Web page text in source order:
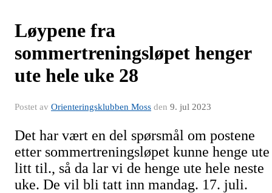
Løypene fra
sommertreningsløpet henger
ute hele uke 28
Postet av Orienteringsklubben Moss den 9. jul 2023
Det har vært en del spørsmål om postene
etter sommertreningsløpet kunne henge ute
litt til., så da lar vi de henge ute hele neste
uke. De vil bli tatt inn mandag. 17. juli.